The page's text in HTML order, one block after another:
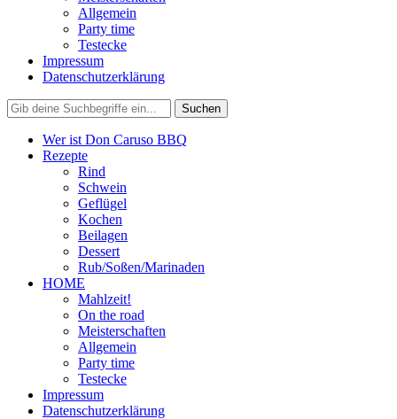
Allgemein
Party time
Testecke
Impressum
Datenschutzerklärung
Wer ist Don Caruso BBQ
Rezepte
Rind
Schwein
Geflügel
Kochen
Beilagen
Dessert
Rub/Soßen/Marinaden
HOME
Mahlzeit!
On the road
Meisterschaften
Allgemein
Party time
Testecke
Impressum
Datenschutzerklärung